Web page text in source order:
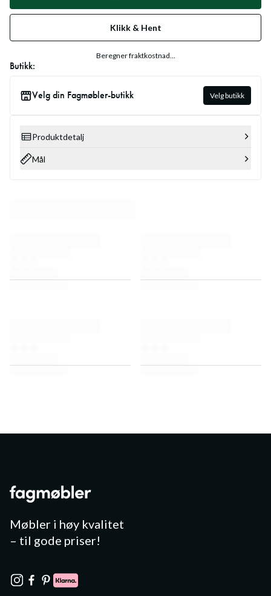
Klikk & Hent
Beregner fraktkostnad...
Butikk:
Velg din Fagmøbler-butikk Velg butikk
Produktdetalj
Mål
Møbler i høy kvalitet
– til gode priser!